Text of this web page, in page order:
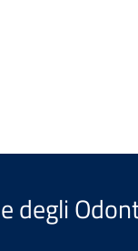
degli